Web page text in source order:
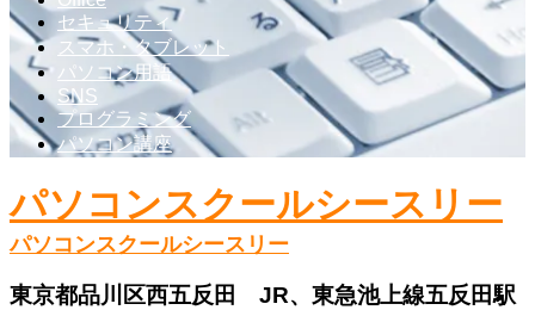
セキュリティ
スマホ・タブレット
パソコン用語
SNS
プログラミング
パソコン講座
パソコンスクールシースリー
パソコンスクールシースリー
東京都品川区西五反田 JR、東急池上線五反田駅